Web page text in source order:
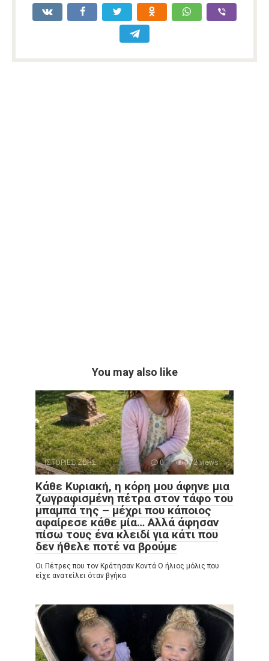
You may also like
ΙΣΤΟΡΙΕΣ ΖΩΗΣ 0 172 views
Κάθε Κυριακή, η κόρη μου άφηνε μια
ζωγραφισμένη πέτρα στον τάφο του
μπαμπά της – μέχρι που κάποιος
αφαίρεσε κάθε μία… Αλλά άφησαν
πίσω τους ένα κλειδί για κάτι που
δεν ήθελε ποτέ να βρούμε
Οι Πέτρες που τον Κράτησαν Κοντά Ο ήλιος μόλις που
είχε ανατείλει όταν βγήκα